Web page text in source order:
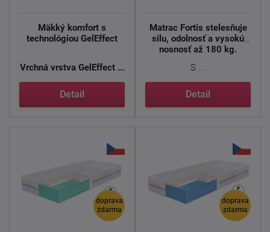
Mäkký komfort s
technológiou GelEffect
Vrchná vrstva GelEffect ...
Detail
Matrac Fortis stelesňuje
silu, odolnosť a vysokú
nosnosť až 180 kg.
S ...
Detail
doprava
zdarma
doprava
zdarma